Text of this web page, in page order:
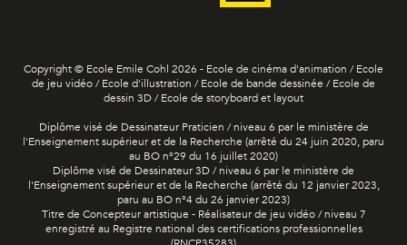
Copyright © Ecole Emile Cohl 2026 - Ecole de cinéma d'animation / Ecole
de jeu vidéo / Ecole d'illustration / Ecole de bande dessinée / Ecole de
dessin 3D / Ecole de storyboard et layout
Diplôme visé de Dessinateur Praticien / niveau 6 par le ministère de
l'Enseignement supérieur et de la Recherche (arrêté du 24 juin 2020, paru
au BO n°29 du 16 juillet 2020)
Diplôme visé de Dessinateur 3D / niveau 6 par le ministère de
l'Enseignement supérieur et de la Recherche (arrêté du 12 janvier 2023,
paru au BO n°4 du 26 janvier 2023)
Titre de Concepteur artistique - Réalisateur de jeu vidéo / niveau 7
enregistré au Registre national des certifications professionnelles